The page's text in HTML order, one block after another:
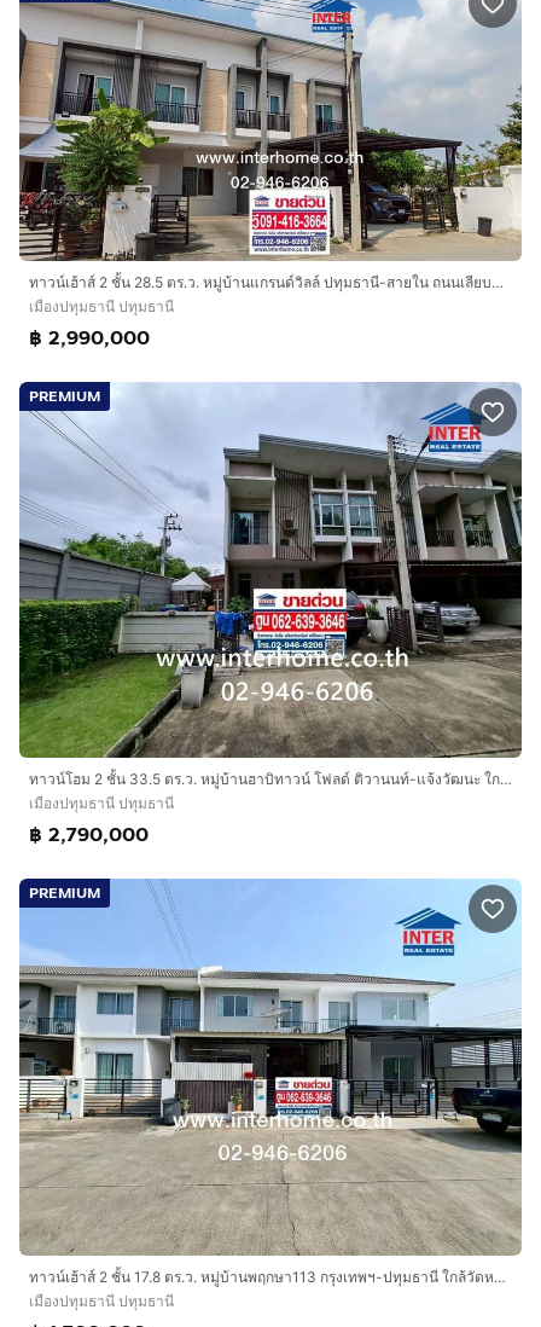
ทาวน์เฮ้าส์ 2 ชั้น 28.5 ตร.ว. หมู่บ้านแกรนด์วิลล์ ปทุมธานี-สายใน ถนนเลียบแม่น้ำเจ้าพระยา ถนนปทุมธานี-สายใน เมืองปทุมธานี ปทุมธานี
เมืองปทุมธานี ปทุมธานี
฿ 2,990,000
PREMIUM
ทาวน์โฮม 2 ชั้น 33.5 ตร.ว. หมู่บ้านฮาบิทาวน์ โฟลด์ ติวานนท์-แจ้งวัฒนะ ใกล้โรบินสันศรีสมาน ซอย12 ถนนติวานนท์ เขตปทุมวัน กรุงเทพมหานคร
เมืองปทุมธานี ปทุมธานี
฿ 2,790,000
PREMIUM
ทาวน์เฮ้าส์ 2 ชั้น 17.8 ตร.ว. หมู่บ้านพฤกษา113 กรุงเทพฯ-ปทุมธานี ใกล้วัดหนองปรง ซอยวัดหนองปรง ถนนกรุงเทพ-ปทุมธานี ถนนราชพฤกษ์ เมืองปทุมธานี
เมืองปทุมธานี ปทุมธานี